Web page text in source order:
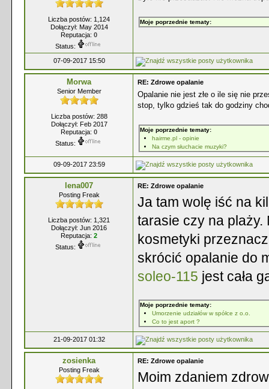
Liczba postów: 1,124
Dołączył: May 2014
Reputacja: 0
Status:
Moje poprzednie tematy:
07-09-2017 15:50
Morwa
Senior Member
Liczba postów: 288
Dołączył: Feb 2017
Reputacja: 0
Status:
RE: Zdrowe opalanie
Opalanie nie jest złe o ile się nie
stop, tylko gdzieś tak do godziny
Moje poprzednie tematy:
hairme.pl - opinie
Na czym słuchacie muzyki?
09-09-2017 23:59
lena007
Posting Freak
Liczba postów: 1,321
Dołączył: Jun 2016
Reputacja: 2
Status:
RE: Zdrowe opalanie
Ja tam wolę iść na
tarasie czy na plaży.
kosmetyki
skrócić opalanie do
soleo-115 jest cała
Moje poprzednie tematy:
Umorzenie udziałów w spółce z o.o.
Co to jest aport ?
21-09-2017 01:32
zosienka
Posting Freak
RE: Zdrowe opalanie
Moim zdaniem